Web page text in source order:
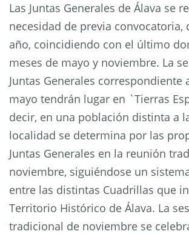
Las Juntas Generales de Álava se
necesidad de previa convocatoria,
año, coincidiendo con el último
meses de mayo y noviembre. La
Juntas Generales correspondiente
mayo tendrán lugar en `Tierras
decir, en una población distinta a
localidad se determina por las
Juntas Generales en la reunión
noviembre, siguiéndose un
entre las distintas Cuadrillas que
Territorio Histórico de Álava. La
tradicional de noviembre se